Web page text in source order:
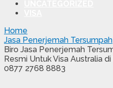
Home
Jasa Penerjemah Tersumpah
Biro Jasa Penerjemah
Resmi Untuk Visa Australia
0877 2768 8883